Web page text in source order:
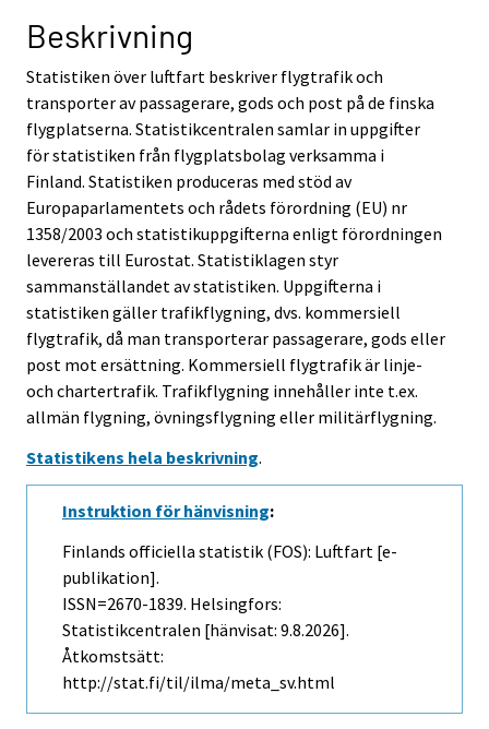
Beskrivning
Statistiken över luftfart beskriver flygtrafik och
transporter av passagerare, gods och post på de finska
flygplatserna. Statistikcentralen samlar in uppgifter
för statistiken från flygplatsbolag verksamma i
Finland. Statistiken produceras med stöd av
Europaparlamentets och rådets förordning (EU) nr
1358/2003 och statistikuppgifterna enligt förordningen
levereras till Eurostat. Statistiklagen styr
sammanställandet av statistiken. Uppgifterna i
statistiken gäller trafikflygning, dvs. kommersiell
flygtrafik, då man transporterar passagerare, gods eller
post mot ersättning. Kommersiell flygtrafik är linje-
och chartertrafik. Trafikflygning innehåller inte t.ex.
allmän flygning, övningsflygning eller militärflygning.
Statistikens hela beskrivning.
Instruktion för hänvisning:
Finlands officiella statistik (FOS): Luftfart [e-
publikation].
ISSN=2670-1839. Helsingfors:
Statistikcentralen [hänvisat: 9.8.2026].
Åtkomstsätt:
http://stat.fi/til/ilma/meta_sv.html